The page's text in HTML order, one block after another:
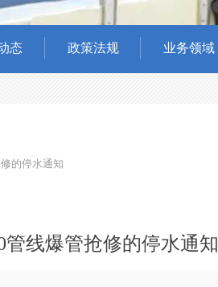
态 政策法规 业务领域
线爆管抢修的停水通知
的停水通知